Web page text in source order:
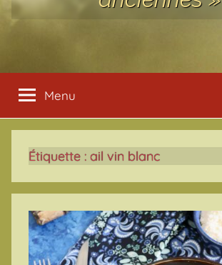
Menu
Étiquette : ail vin blanc